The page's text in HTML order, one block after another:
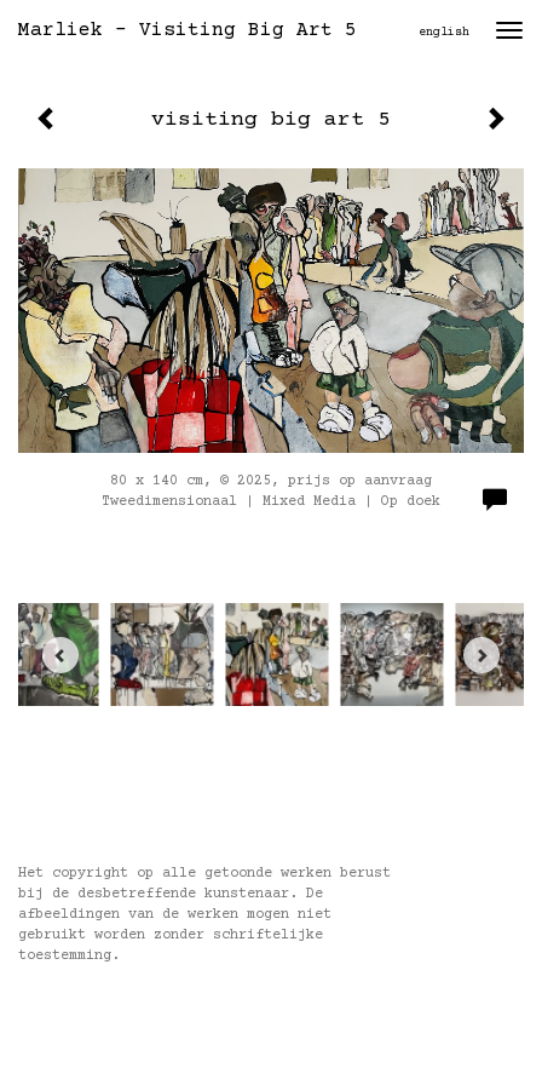
Marliek - Visiting Big Art 5 english
visiting big art 5
80 x 140 cm, © 2025, prijs op aanvraag
Tweedimensionaal | Mixed Media | Op doek
Het copyright op alle getoonde werken berust
bij de desbetreffende kunstenaar. De
afbeeldingen van de werken mogen niet
gebruikt worden zonder schriftelijke
toestemming.